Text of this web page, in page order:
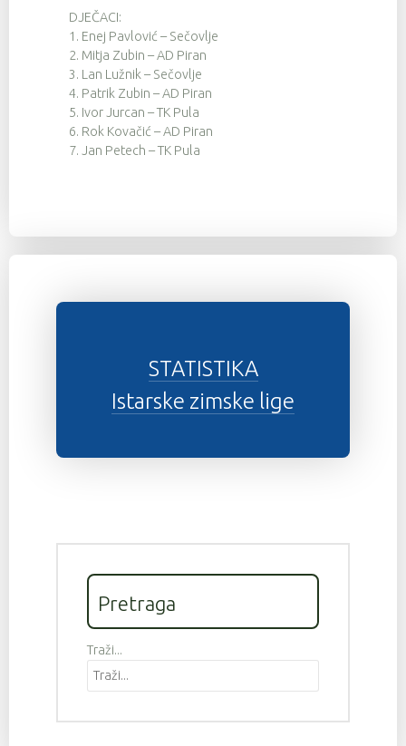
DJEČACI:
1. Enej Pavlović – Sečovlje
2. Mitja Zubin – AD Piran
3. Lan Lužnik – Sečovlje
4. Patrik Zubin – AD Piran
5. Ivor Jurcan – TK Pula
6. Rok Kovačić – AD Piran
7. Jan Petech – TK Pula
STATISTIKA
Istarske zimske lige
Pretraga
Traži...